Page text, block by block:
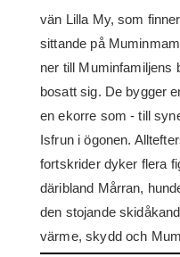
vän Lilla My, som
sittande på
ner till Muminfamiljens
bosatt sig. De bygger
en ekorre som - till
Isfrun i ögonen.
fortskrider dyker flera
däribland Mårran,
den stojande
värme, skydd och